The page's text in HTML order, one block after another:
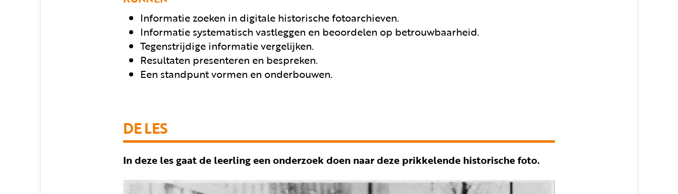
Informatie zoeken in digitale historische fotoarchieven.
Informatie systematisch vastleggen en beoordelen op betrouwbaarheid.
Tegenstrijdige informatie vergelijken.
Resultaten presenteren en bespreken.
Een standpunt vormen en onderbouwen.
DE LES
In deze les gaat de leerling een onderzoek doen naar deze prikkelende historische foto.